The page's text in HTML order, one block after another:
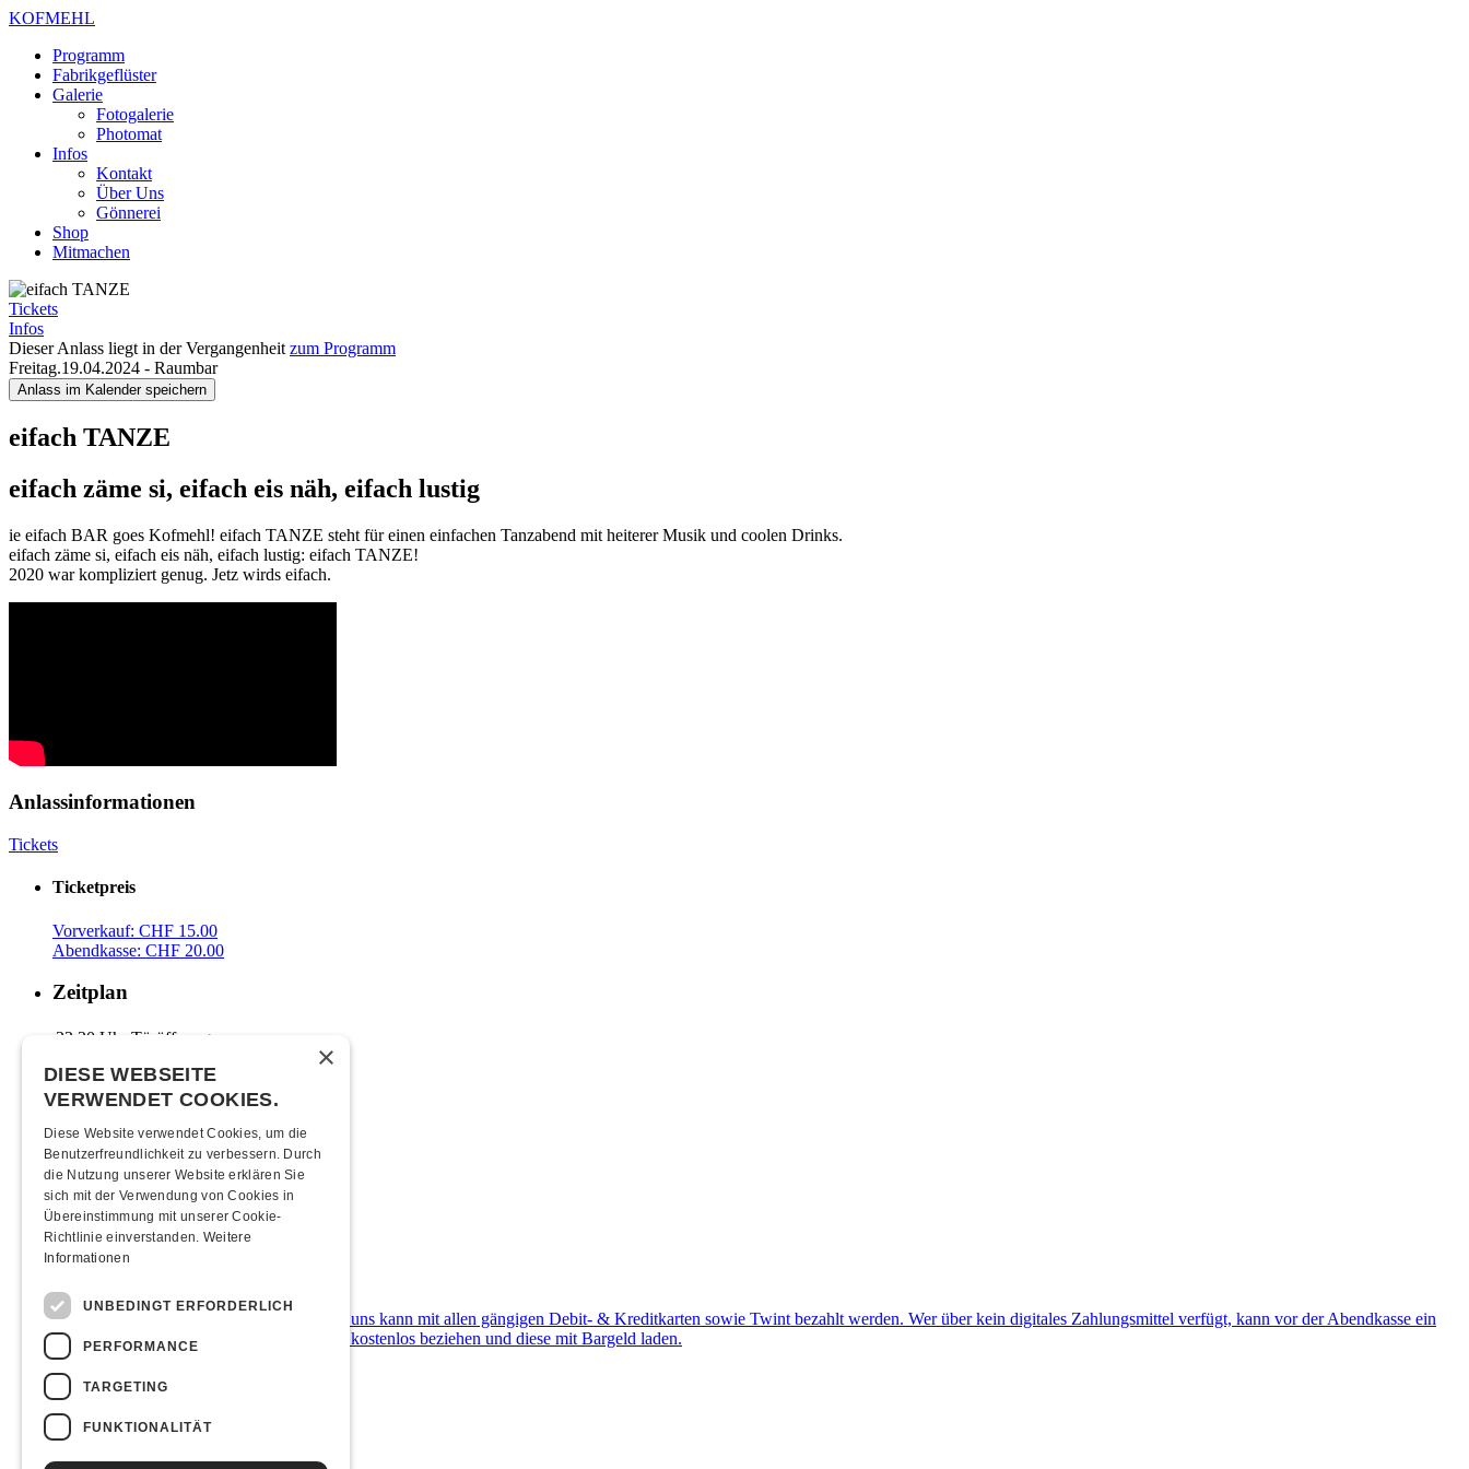
KOFMEHL
Programm
Fabrikgeflüster
Galerie
Fotogalerie
Photomat
Infos
Kontakt
Über Uns
Gönnerei
Shop
Mitmachen
Tickets
Infos
Dieser Anlass liegt in der Vergangenheit zum Programm
Freitag.19.04.2024 - Raumbar
Anlass im Kalender speichern
eifach TANZE
eifach zäme si, eifach eis näh, eifach lustig
ie eifach BAR goes Kofmehl! eifach TANZE steht für einen einfachen Tanzabend mit heiterer Musik und coolen Drinks.
eifach zäme si, eifach eis näh, eifach lustig: eifach TANZE!
2020 war kompliziert genug. Jetz wirds eifach.
Anlassinformationen
Tickets
Ticketpreis
Vorverkauf: CHF 15.00
Abendkasse: CHF 20.00
Zeitplan
22:30 Uhr
Türöffnung
Mindestalter
20 Jahre (ID, Pass, Führerschein)
Moonliner
Moonlinerfahrplan ab Kofmehl
Die Kulturfabrik Kofmehl ist cashfree. Bei uns kann mit allen gängigen Debit- & Kreditkarten sowie Twint bezahlt werden. Wer über kein digitales Zahlungsmittel verfügt, kann vor der Abendkasse ein
Kofmehl-Wallet in Form einer Debit-Karte kostenlos beziehen und diese mit Bargeld laden.
Übernachten
Jugendherberge Solothurn
Hotel Kreuz Solothurn
H4 Hotel
×
DIESE WEBSEITE
VERWENDET COOKIES.
Diese Website verwendet Cookies, um die
Benutzerfreundlichkeit zu verbessern. Durch
die Nutzung unserer Website erklären Sie
sich mit der Verwendung von Cookies in
Übereinstimmung mit unserer Cookie-
Richtlinie einverstanden. Weitere
Informationen
UNBEDINGT ERFORDERLICH
PERFORMANCE
TARGETING
FUNKTIONALITÄT